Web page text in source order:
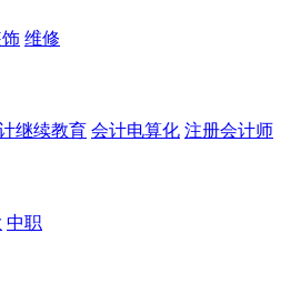
维修
继续教育 会计电算化 注册会计师
中职